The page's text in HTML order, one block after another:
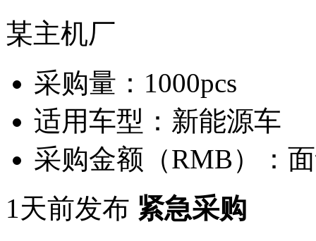
某主机厂
采购量： 1000pcs
适用车型： 新能源车
采购金额（RMB）：
1天前发布 紧急采购